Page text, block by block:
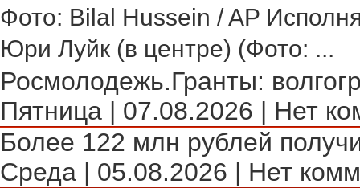
Фото: Bilal Hussein / AP
Юри Луйк (в центре) (Фото: ...
Росмолодежь.Гранты:
Пятница | 07.08.2026 | Нет
Более 122 млн рублей
Среда | 05.08.2026 | Нет